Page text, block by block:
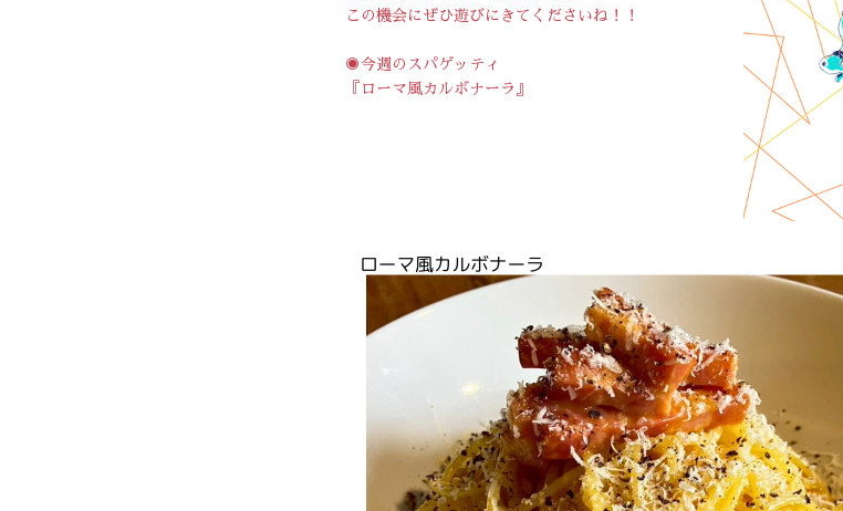
この機会にぜひ遊びにきてくださいね！！
◉今週のスパゲッティ
『ローマ風カルボナーラ』